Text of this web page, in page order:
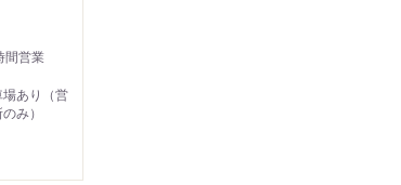
間営業
場あり（営
み）